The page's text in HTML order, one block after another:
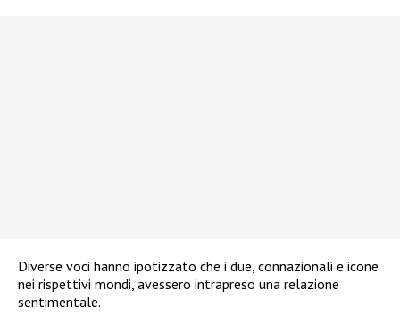
Diverse voci hanno ipotizzato che i due, connazionali e icone
nei rispettivi mondi, avessero intrapreso una relazione
sentimentale.